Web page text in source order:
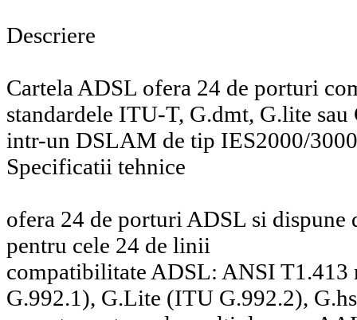
Descriere
Cartela ADSL ofera 24 de porturi
standardele ITU-T, G.dmt, G.lite sau
intr-un DSLAM de tip IES2000/3000
Specificatii tehnice
ofera 24 de porturi ADSL si dispune
pentru cele 24 de linii
compatibilitate ADSL: ANSI
G.992.1), G.Lite (ITU G.992.2),